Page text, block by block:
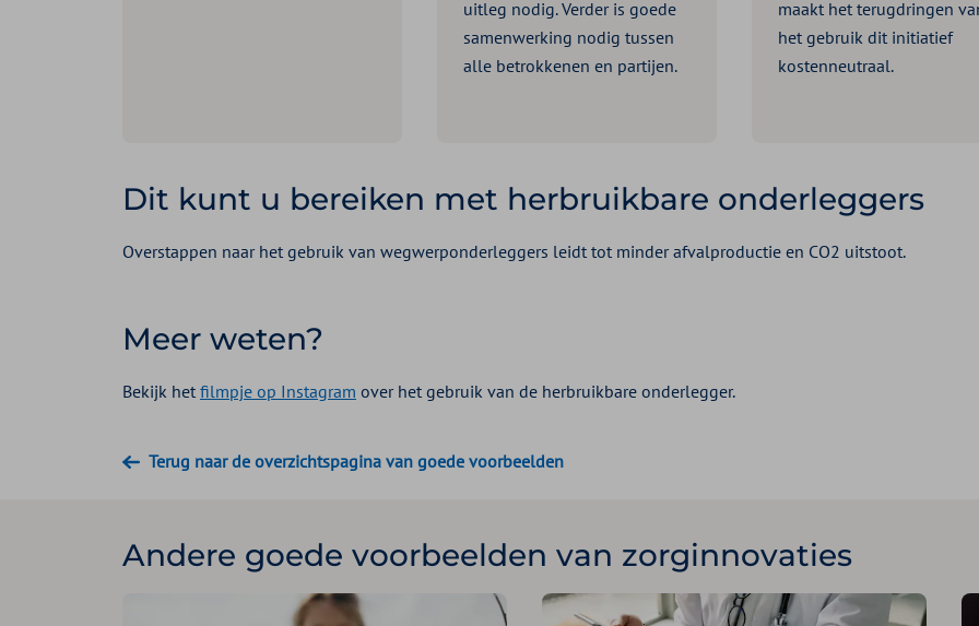
uitleg nodig. Verder is goede
samenwerking nodig tussen
alle betrokkenen en partijen.
maakt het terugdringen
het gebruik dit initiatief
kostenneutraal.
Dit kunt u bereiken met herbruikbare onderleggers
Overstappen naar het gebruik van wegwerponderleggers leidt tot minder afvalproductie en CO2 uitstoot.
Meer weten?
Bekijk het filmpje op Instagram over het gebruik van de herbruikbare onderlegger.
Terug naar de overzichtspagina van goede voorbeelden
Andere goede voorbeelden van zorginnovaties